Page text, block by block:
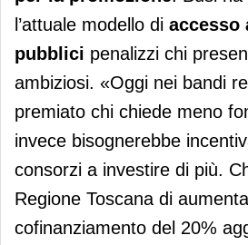
l’attuale modello di accesso
pubblici penalizzi chi
ambiziosi. «Oggi nei bandi
premiato chi chiede meno
invece bisognerebbe
consorzi a investire di più.
Regione Toscana di
cofinanziamento del 20%